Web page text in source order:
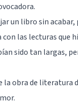
un libro sin acabar,
las lecturas que
sido tan largas,
la obra de literatura